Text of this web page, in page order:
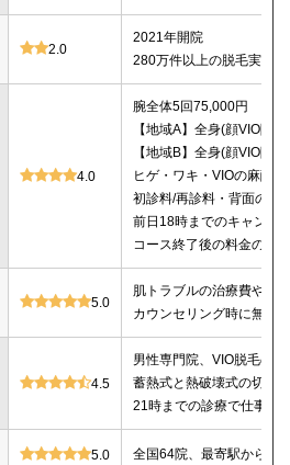
2.0
2021年開院
280万件以上の脱毛実績
4.0
腕全体5回75,000円
【地域A】全身(顔VIO除
【地域B】全身(顔VIO除
ヒゲ・ワキ・VIOの麻酔
初診料/再診料・背面のシ
前日18時までのキャンセ
コース終了後の料金の記
5.0
肌トラブルの治療費や薬
カウンセリング時に無料
4.5
男性専門院、VIO脱毛の
蓄熱式と熱破壊式の切替
21時までの診療で仕事帰
5.0 全国64院、最寄駅から徒